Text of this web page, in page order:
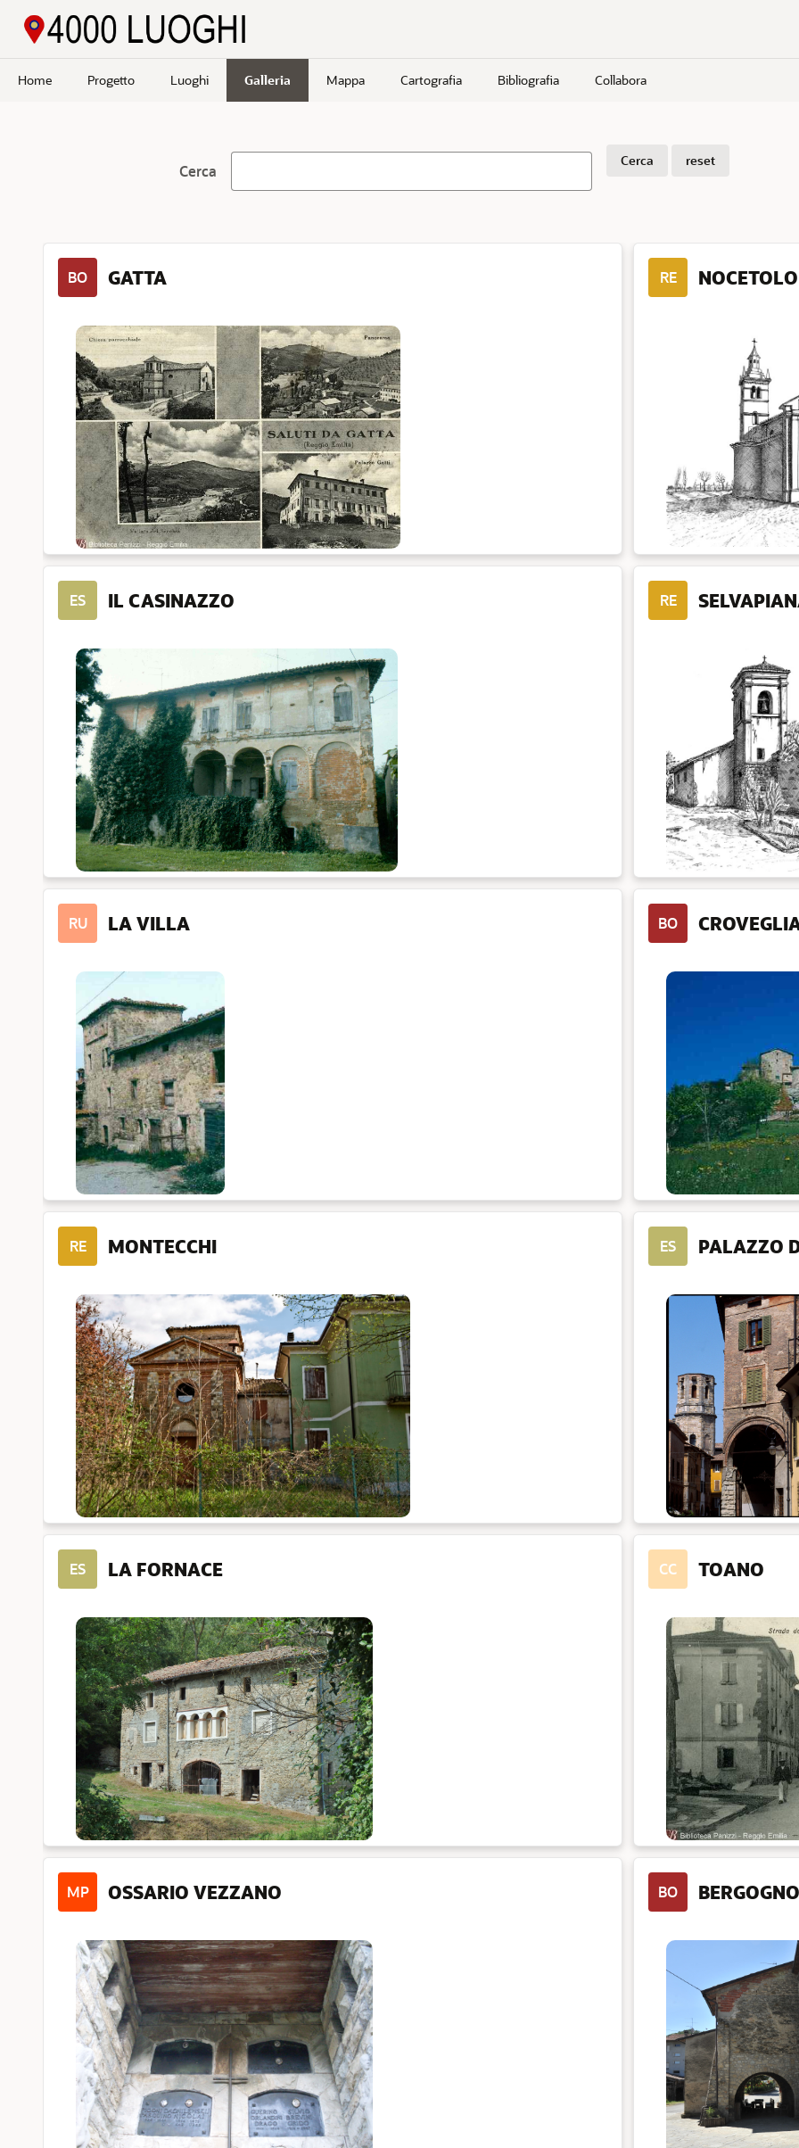
Home Progetto Luoghi Galleria Mappa Cartografia Bibliografia Collabora
Cerca
Cerca reset
BO GATTA RE NOCETOLO
ES IL CASINAZZO RE
RU LA VILLA BO
RE MONTECCHI ES PALAZZO
ES LA FORNACE CC TOANO
MP OSSARIO VEZZANO BO BERGOGNO